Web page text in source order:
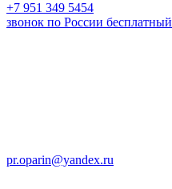
+7 951 349 5454
звонок по России бесплатный
pr.oparin@yandex.ru